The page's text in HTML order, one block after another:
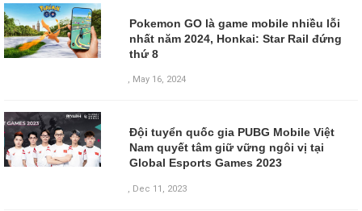
Pokemon GO là game mobile nhiều lỗi
nhất năm 2024, Honkai: Star Rail đứng
thứ 8
, May 16, 2024
Đội tuyển quốc gia PUBG Mobile Việt
Nam quyết tâm giữ vững ngôi vị tại
Global Esports Games 2023
Dec 11, 2023